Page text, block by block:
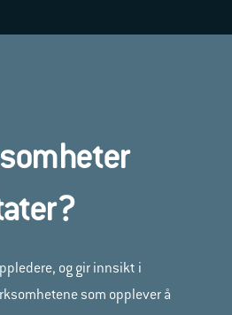
og gir innsikt i
som opplever å